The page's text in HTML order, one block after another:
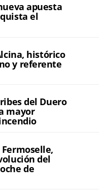
apuesta
el
histórico
y referente
del Duero
mayor
Fermoselle,
del
de